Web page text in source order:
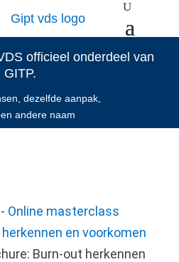
officieel onderdeel van
GITP.
dezelfde aanpak,
andere naam
- Online masterclass
en voorkomen
Burn-out herkennen